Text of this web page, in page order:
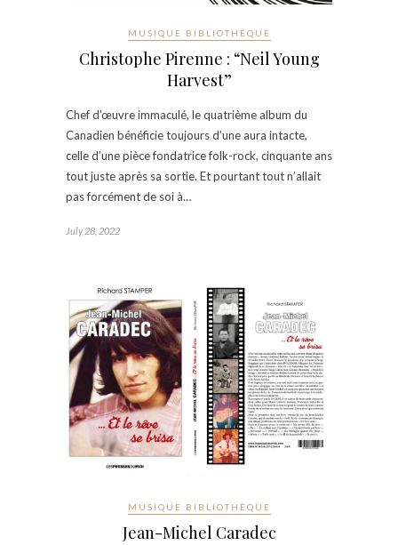
MUSIQUE BIBLIOTHÈQUE
Christophe Pirenne : “Neil Young
Harvest”
Chef d’œuvre immaculé, le quatrième album du
Canadien bénéficie toujours d’une aura intacte,
celle d’une pièce fondatrice folk-rock, cinquante ans
tout juste après sa sortie. Et pourtant tout n’allait
pas forcément de soi à…
July 28, 2022
MUSIQUE BIBLIOTHÈQUE
Jean-Michel Caradec